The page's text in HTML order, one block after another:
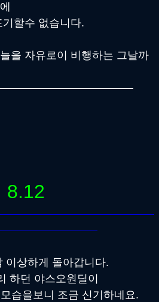
할수 없습니다.
을 자유로이 비행하는 그날까
8.12
이상하게 돌아갑니다.
하던 야스오원딜이
습을보니 조금 신기하네요.